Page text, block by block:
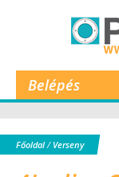
Belépés
Főoldal/ Verseny